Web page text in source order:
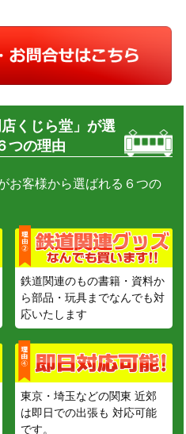
店くじら堂」が選
つの理由
お客様から選ばれる６つの
鉄道関連のもの書籍・資料か
ら部品・玩具までなんでも対
応いたします
東京・埼玉などの関東 近郊
は即日での出張も 対応可能
です。